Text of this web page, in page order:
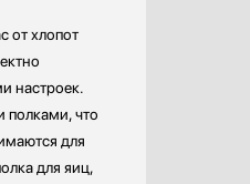
от хлопот
настроек.
полками, что
для
для яиц,